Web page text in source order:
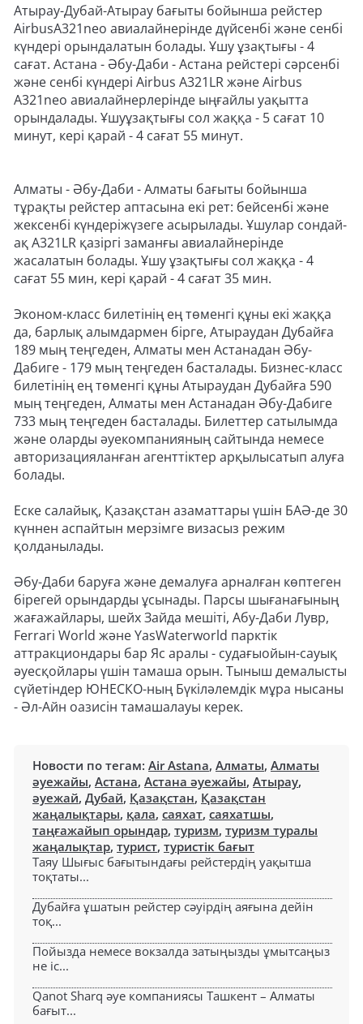
Атырау-Дубай-Атырау бағыты бойынша рейстер
AirbusA321neo авиалайнерінде дүйсенбі және сенбі
күндері орындалатын болады. Ұшу ұзақтығы - 4
сағат. Астана - Әбу-Даби - Астана рейстері сәрсенбі
және сенбі күндері Airbus A321LR және Airbus
A321neo авиалайнерлерінде ыңғайлы уақытта
орындалады. Ұшуұзақтығы сол жаққа - 5 сағат 10
минут, кері қарай - 4 сағат 55 минут.
Алматы - Әбу-Даби - Алматы бағыты бойынша
тұрақты рейстер аптасына екі рет: бейсенбі және
жексенбі күндеріжүзеге асырылады. Ұшулар сондай-
ақ A321LR қазіргі заманғы авиалайнерінде
жасалатын болады. Ұшу ұзақтығы сол жаққа - 4
сағат 55 мин, кері қарай - 4 сағат 35 мин.
Эконом-класс билетінің ең төменгі құны екі жаққа
да, барлық алымдармен бірге, Атыраудан Дубайға
189 мың теңгеден, Алматы мен Астанадан Әбу-
Дабиге - 179 мың теңгеден басталады. Бизнес-класс
билетінің ең төменгі құны Атыраудан Дубайға 590
мың теңгеден, Алматы мен Астанадан Әбу-Дабиге
733 мың теңгеден басталады. Билеттер cатылымда
және оларды әуекомпанияның сайтында немесе
авторизацияланған агенттіктер арқылысатып алуға
болады.
Еске салайық, Қазақстан азаматтары үшін БАӘ-де 30
күннен аспайтын мерзімге визасыз режим
қолданылады.
Әбу-Даби баруға және демалуға арналған көптеген
бірегей орындарды ұсынады. Парсы шығанағының
жағажайлары, шейх Зайда мешіті, Абу-Даби Лувр,
Ferrari World және YasWaterworld парктік
аттракциондары бар Яс аралы - судағыойын-сауық
әуесқойлары үшін тамаша орын. Тыныш демалысты
сүйетіндер ЮНЕСКО-ның Бүкіләлемдік мұра нысаны
- Әл-Айн оазисін тамашалауы керек.
Новости по тегам: Air Astana, Алматы, Алматы
әуежайы, Астана, Астана әуежайы, Атырау,
әуежай, Дубай, Қазақстан, Қазақстан
жаңалықтары, қала, саяхат, саяхатшы,
таңғажайып орындар, туризм, туризм туралы
жаңалықтар, турист, туристік бағыт
Таяу Шығыс бағытындағы рейстердің уақытша
тоқтаты...
Дубайға ұшатын рейстер сәуірдің аяғына дейін
тоқ...
Пойызда немесе вокзалда затыңызды ұмытсаңыз
не іс...
Qanot Sharq әуе компаниясы Ташкент – Алматы
бағыт...